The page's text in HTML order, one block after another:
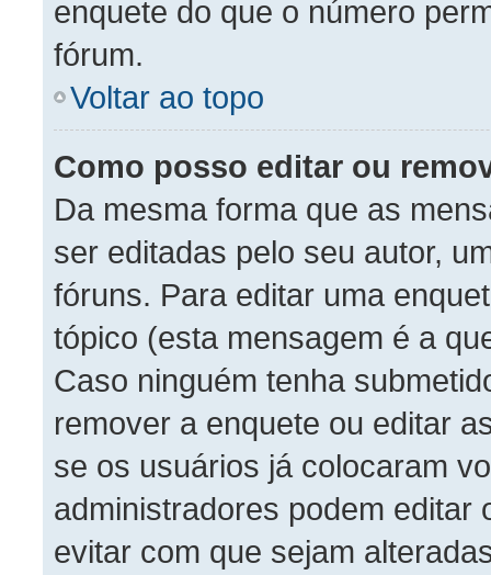
enquete do que o número
fórum.
Voltar ao topo
Como posso editar ou
Da mesma forma que as
ser editadas pelo seu autor,
fóruns. Para editar uma
tópico (esta mensagem é a
Caso ninguém tenha
remover a enquete ou editar
se os usuários já colocaram
administradores podem editar
evitar com que sejam